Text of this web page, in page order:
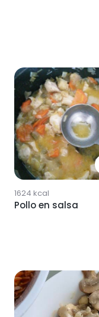
1624 kcal
Pollo en salsa